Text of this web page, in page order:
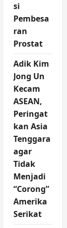
si
Pembesa
ran
Prostat
Adik Kim
Jong Un
Kecam
ASEAN,
Peringat
kan Asia
Tenggara
agar
Tidak
Menjadi
“Corong”
Amerika
Serikat